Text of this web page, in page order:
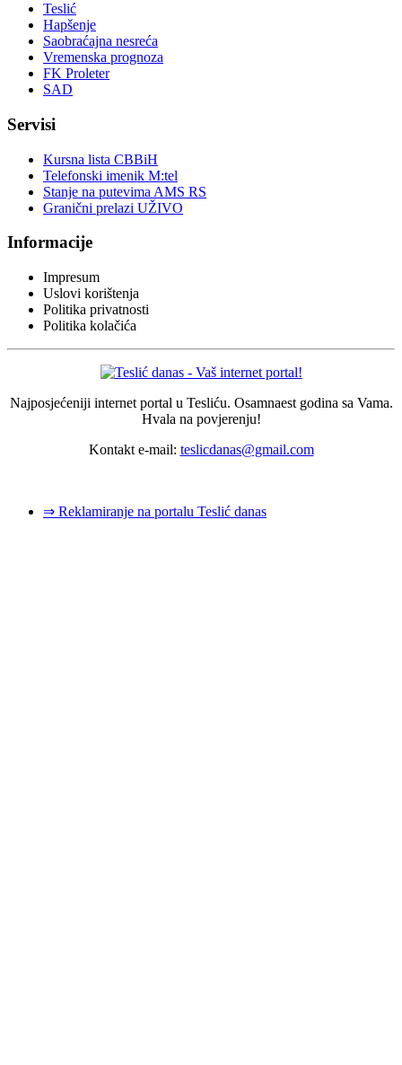
Teslić
Hapšenje
Saobraćajna nesreća
Vremenska prognoza
FK Proleter
SAD
Servisi
Kursna lista CBBiH
Telefonski imenik M:tel
Stanje na putevima AMS RS
Granični prelazi UŽIVO
Informacije
Impresum
Uslovi korištenja
Politika privatnosti
Politika kolačića
Najposjećeniji internet portal u Tesliću. Osamnaest godina sa Vama.
Hvala na povjerenju!
Kontakt e-mail: teslicdanas@gmail.com
⇒ Reklamiranje na portalu Teslić danas